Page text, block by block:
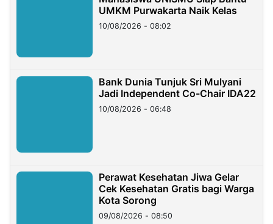
UMKM Purwakarta Naik Kelas
10/08/2026 - 08:02
Bank Dunia Tunjuk Sri Mulyani
Jadi Independent Co-Chair IDA22
10/08/2026 - 06:48
Perawat Kesehatan Jiwa Gelar
Cek Kesehatan Gratis bagi Warga
Kota Sorong
09/08/2026 - 08:50